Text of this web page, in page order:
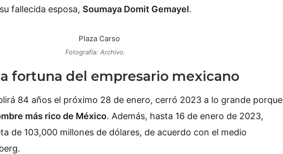
fallecida esposa, Soumaya Domit Gemayel.
Fotografía: Archivo.
fortuna del empresario mexicano
84 años el próximo 28 de enero, cerró 2023 a lo grande porque
más rico de México. Además, hasta 16 de enero de 2023,
de 103,000 millones de dólares, de acuerdo con el medio